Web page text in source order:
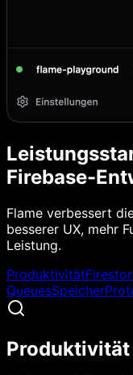
Firebase-
Flame verbessert
besserer UX, mehr
Leistung.
Produktivität
QueuesSpeicher
Produktivität